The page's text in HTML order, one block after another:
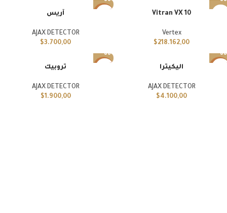
الأجهزة
المحمولة
Vitran VX 10
Vertex
$218.162,00
آريس
AJAX DETECTOR
$3.700,00
اليكيترا
AJAX DETECTOR
$4.100,00
تروبيك
AJAX DETECTOR
$ 1.900,00